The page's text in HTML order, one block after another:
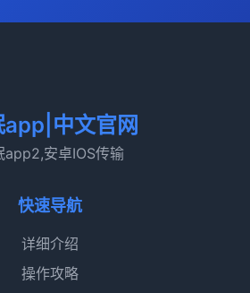
app|中文官网
app2,安卓IOS传输
快速导航
详细介绍
操作攻略